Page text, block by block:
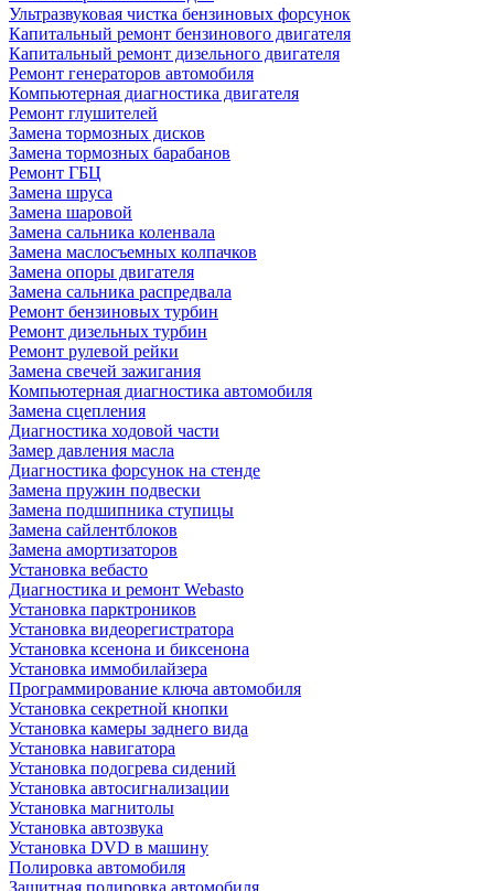
Ультразвуковая чистка бензиновых форсунок
Капитальный ремонт бензинового двигателя
Капитальный ремонт дизельного двигателя
Ремонт генераторов автомобиля
Компьютерная диагностика двигателя
Ремонт глушителей
Замена тормозных дисков
Замена тормозных барабанов
Ремонт ГБЦ
Замена шруса
Замена шаровой
Замена сальника коленвала
Замена маслосъемных колпачков
Замена опоры двигателя
Замена сальника распредвала
Ремонт бензиновых турбин
Ремонт дизельных турбин
Ремонт рулевой рейки
Замена свечей зажигания
Компьютерная диагностика автомобиля
Замена сцепления
Диагностика ходовой части
Замер давления масла
Диагностика форсунок на стенде
Замена пружин подвески
Замена подшипника ступицы
Замена сайлентблоков
Замена амортизаторов
Установка вебасто
Диагностика и ремонт Webasto
Установка парктроников
Установка видеорегистратора
Установка ксенона и биксенона
Установка иммобилайзера
Программирование ключа автомобиля
Установка секретной кнопки
Установка камеры заднего вида
Установка навигатора
Установка подогрева сидений
Установка автосигнализации
Установка магнитолы
Установка автозвука
Установка DVD в машину
Полировка автомобиля
Защитная полировка автомобиля